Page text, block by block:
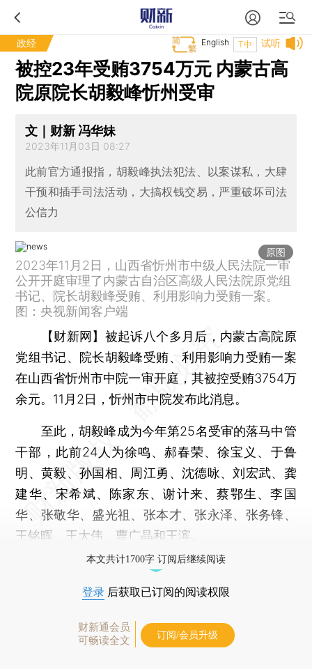
政经 试听
T中
English
被控23年受贿3754万元 内蒙古高
院原院长胡毅峰忻州受审
文｜财新 冯华妹
2023年11月03日 08:27
此前官方通报指，胡毅峰执法犯法、以案谋私，大肆
干预和插手司法活动，大搞权钱交易，严重破坏司法
公信力
原图
2023年11月2日，山西省忻州市中级人民法院一审
公开开庭审理了内蒙古自治区高级人民法院原党组
书记、院长胡毅峰受贿、利用影响力受贿一案。
图：央视新闻客户端
【财新网】 被起诉八个多月后，内蒙古高院原
党组书记、院长胡毅峰受贿、利用影响力受贿一案
在山西省忻州市中院一审开庭，其被控受贿3754万
余元。11月2日，忻州市中院发布此消息。
至此，胡毅峰成为今年第25名受审的落马中管
干部，此前24人为徐鸣、郝春荣、徐宝义、于鲁
明、黄毅、孙国相、周江勇、沈德咏、刘宏武、龚
建华、宋希斌、陈家东、谢计来、蔡鄂生、李国
华、张敬华、盛光祖、张本才、张永泽、张务锋、
王铭晖、王大伟、曹广晶和王滨。
本文共计1700字 订阅后继续阅读
登录 后获取已订阅的阅读权限
财新通会员
可畅读全文
订阅/会员升级